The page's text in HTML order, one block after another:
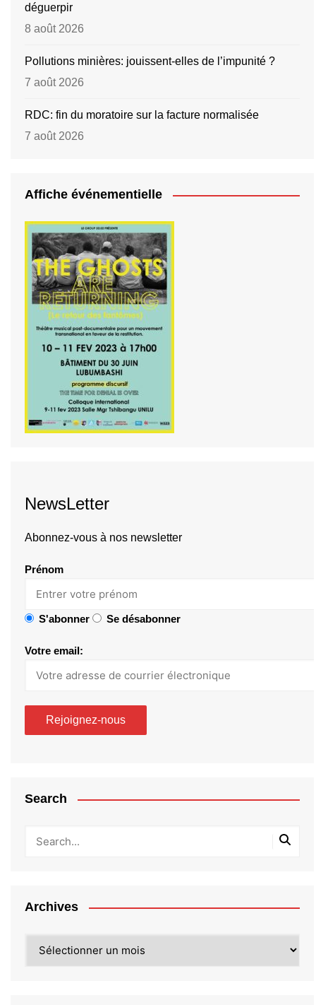
déguerpir
8 août 2026
Pollutions minières: jouissent-elles de l’impunité ?
7 août 2026
RDC: fin du moratoire sur la facture normalisée
7 août 2026
Affiche événementielle
NewsLetter
Abonnez-vous à nos newsletter
Prénom
S'abonner Se désabonner
Votre email:
Search
Archives